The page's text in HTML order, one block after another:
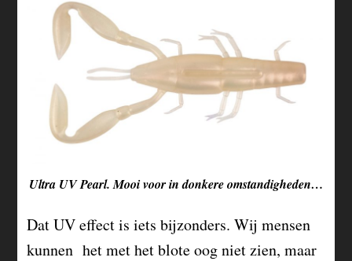
Ultra UV Pearl. Mooi voor in donkere omstandigheden…
Dat UV effect is iets bijzonders. Wij mensen
kunnen het met het blote oog niet zien, maar